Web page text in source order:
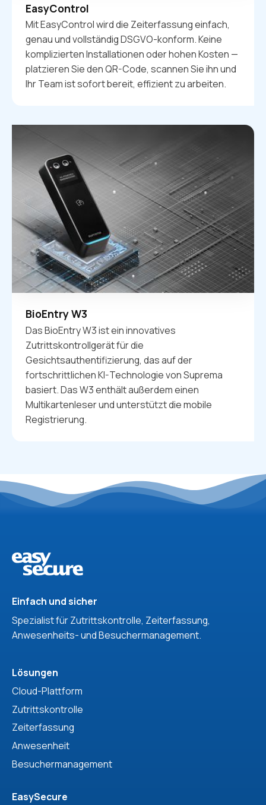
EasyControl
Mit EasyControl wird die Zeiterfassung einfach,
genau und vollständig DSGVO-konform. Keine
komplizierten Installationen oder hohen Kosten —
platzieren Sie den QR-Code, scannen Sie ihn und
Ihr Team ist sofort bereit, effizient zu arbeiten.
BioEntry W3
Das BioEntry W3 ist ein innovatives
Zutrittskontrollgerät für die
Gesichtsauthentifizierung, das auf der
fortschrittlichen KI-Technologie von Suprema
basiert. Das W3 enthält außerdem einen
Multikartenleser und unterstützt die mobile
Registrierung.
Einfach und sicher
Spezialist für Zutrittskontrolle, Zeiterfassung,
Anwesenheits- und Besuchermanagement.
Lösungen
Cloud-Plattform
Zutrittskontrolle
Zeiterfassung
Anwesenheit
Besuchermanagement
EasySecure